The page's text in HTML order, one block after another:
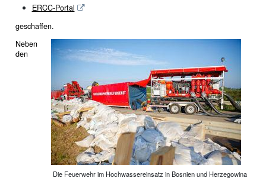
ERCC-Portal
geschaffen.
Die Feuerwehr im Hochwassereinsatz in Bosnien und Herzegowina
Neben
den